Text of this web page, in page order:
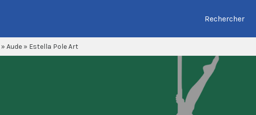
Rechercher
» Aude » Estella Pole Art